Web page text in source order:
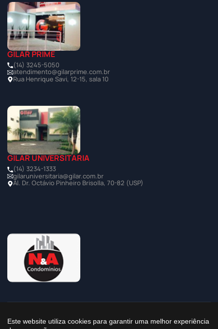
GILAR PRIME
(14) 3245-5050
atendimento@gilarprime.com.br
Rua Henrique Savi, 12-15, sala 10
GILAR UNIVERSITÁRIA
(14) 3234-1333
gilaruniversitaria@gilar.com.br
Al. Dr. Octávio Pinheiro Brisolla, 70-82 (USP)
©2025 Todos os Direitos Reservados à Imobiliária Gilar
Este website utiliza cookies para garantir uma melhor experiência